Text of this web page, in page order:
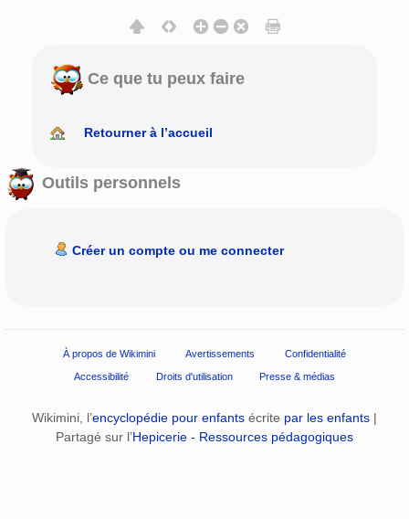
Ce que tu peux faire
Retourner à l’accueil
Outils personnels
Créer un compte ou me connecter
À propos de Wikimini Avertissements Confidentialité
Accessibilité Droits d'utilisation Presse & médias
Wikimini, l’encyclopédie pour enfants écrite par les enfants |
Partagé sur l’Hepicerie - Ressources pédagogiques